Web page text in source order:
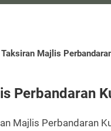
Majlis
Perbandaran
Majlis Perbandaran